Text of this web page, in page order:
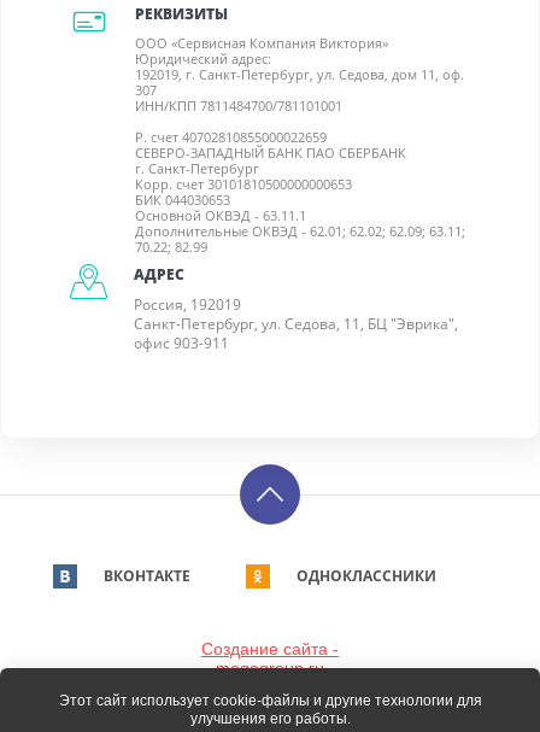
АДРЕС
Россия, 192019
Санкт-Петербург, ул. Седова, 11, БЦ "Эврика",
офис 903-911
РЕКВИЗИТЫ
ООО «Сервисная Компания Виктория»
Юридический адрес:
192019, г. Санкт-Петербург, ул. Седова, дом 11, оф.
307
ИНН/КПП 7811484700/781101001
Р. счет 40702810855000022659
СЕВЕРО-ЗАПАДНЫЙ БАНК ПАО СБЕРБАНК
г. Санкт-Петербург
Корр. счет 30101810500000000653
БИК 044030653
Основной ОКВЭД - 63.11.1
Дополнительные ОКВЭД - 62.01; 62.02; 62.09; 63.11;
70.22; 82.99
ВКОНТАКТЕ ОДНОКЛАССНИКИ
Создание сайта -
megagroup.ru
Этот сайт использует cookie-файлы и другие технологии для
улучшения его работы.